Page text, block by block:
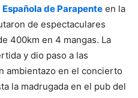
de Parapente en la
de espectaculares
400km en 4 mangas. La
y dio paso a las
ambientazo en el concierto
la madrugada en el pub del